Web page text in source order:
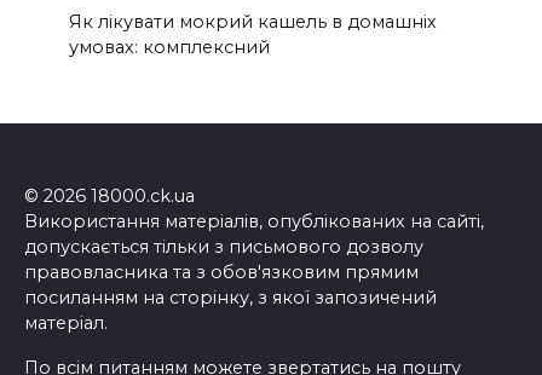
Як лікувати мокрий кашель в домашніх
умовах: комплексний
© 2026 18000.ck.ua
Використання матеріалів, опублікованих на сайті,
допускається тільки з письмового дозволу
правовласника та з обов'язковим прямим
посиланням на сторінку, з якої запозичений
матеріал.
По всім питанням можете звертатись на пошту